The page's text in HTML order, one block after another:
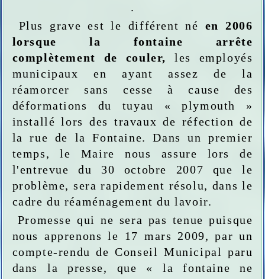
.
Plus grave est le différent né en 2006
lorsque la fontaine arrête
complètement de couler, les employés
municipaux en ayant assez de la
réamorcer sans cesse à cause des
déformations du tuyau « plymouth »
installé lors des travaux de réfection de
la rue de la Fontaine. Dans un premier
temps, le Maire nous assure lors de
l'entrevue du 30 octobre 2007 que le
problème, sera rapidement résolu, dans le
cadre du réaménagement du lavoir.
Promesse qui ne sera pas tenue puisque
nous apprenons le 17 mars 2009, par un
compte-rendu de Conseil Municipal paru
dans la presse, que « la fontaine ne